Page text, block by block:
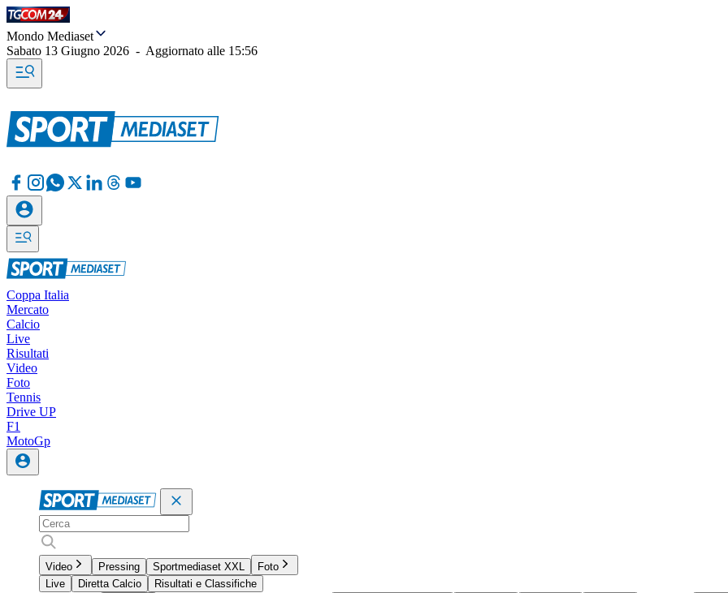
Mondo Mediaset
Sabato 13 Giugno 2026 - Aggiornato alle 15:56
Coppa Italia
Mercato
Calcio
Live
Risultati
Video
Foto
Tennis
Drive UP
F1
MotoGp
Video Pressing Sportmediaset XXL
Foto
Live
Diretta Calcio
Risultati e Classifiche